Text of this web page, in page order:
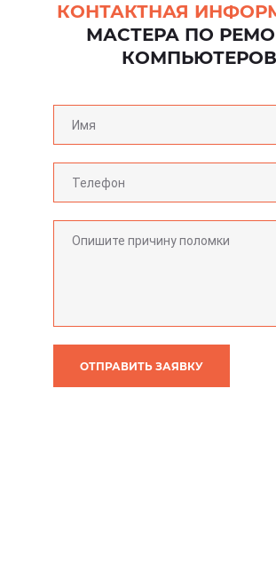
КОНТАКТНАЯ
МАСТЕРА ПО
КОМПЬЮТЕРОВ
ОТПРАВИТЬ ЗАЯВКУ